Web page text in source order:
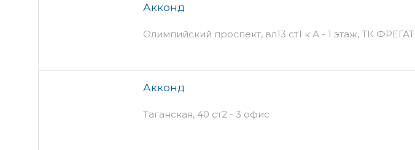
Акконд
Олимпийский проспект, вл13 ст1 к А - 1 этаж, ТК ФРЕГАТ
Акконд
Таганская, 40 ст2 - 3 офис